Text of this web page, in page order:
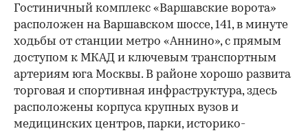
Гостиничный комплекс «Варшавские ворота»
расположен на Варшавском шоссе, 141, в минуте
ходьбы от станции метро «Аннино», с прямым
доступом к МКАД и ключевым транспортным
артериям юга Москвы. В районе хорошо развита
торговая и спортивная инфраструктура, здесь
расположены корпуса крупных вузов и
медицинских центров, парки, историко-